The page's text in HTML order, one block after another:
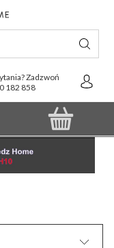
Zadzwoń
182 858